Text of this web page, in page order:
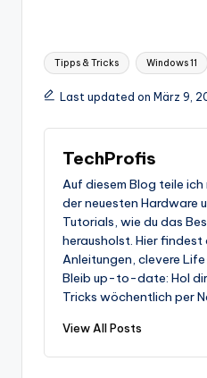
Tags:
Tipps & Tricks Windows 11
Last updated on März 9,
TechProfis
Auf diesem Blog teile
der neuesten Hardware
Tutorials, wie du das
herausholst. Hier findest
Anleitungen, clevere
Bleib up-to-date: Hol
Tricks wöchentlich per
View All Posts